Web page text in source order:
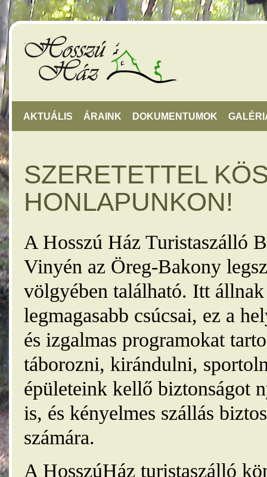
AKTUÁLIS ÁRAINK DOKUMENTUMOK
SZERETETTEL
HONLAPUNKON!
A Hosszú Ház Turistaszálló
Vinyén az Öreg-Bakony
völgyében található. Itt
legmagasabb csúcsai, ez a
és izgalmas programokat
táborozni, kirándulni,
épületeink kellő biztonságot
is, és kényelmes szállás
számára.
A HosszúHáz turistaszálló